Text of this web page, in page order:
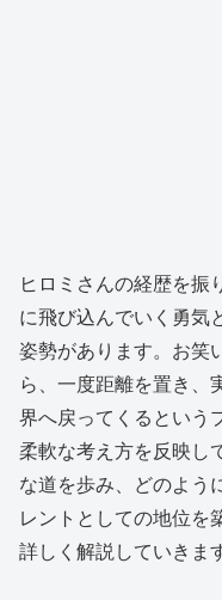
ヒロミさんの経歴を振
に飛び込んでいく勇気
姿勢があります。お笑
ら、一度距離を置き、
界へ戻ってくるという
柔軟な考え方を反映し
な道を歩み、どのよう
レントとしての地位を
詳しく解説していきま